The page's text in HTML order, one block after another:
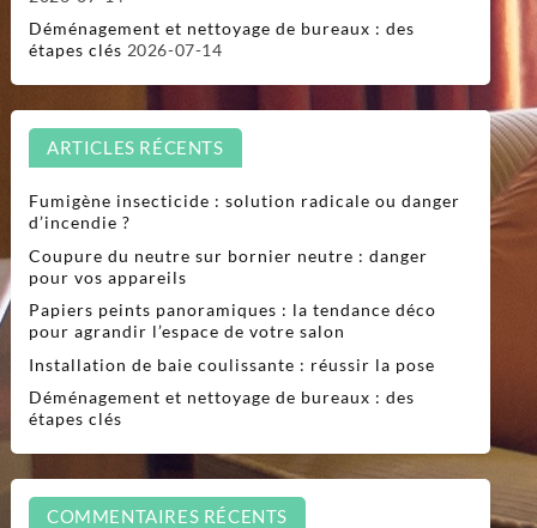
Déménagement et nettoyage de bureaux : des
étapes clés 2026-07-14
ARTICLES RÉCENTS
Fumigène insecticide : solution radicale ou danger
d’incendie ?
Coupure du neutre sur bornier neutre : danger
pour vos appareils
Papiers peints panoramiques : la tendance déco
pour agrandir l’espace de votre salon
Installation de baie coulissante : réussir la pose
Déménagement et nettoyage de bureaux : des
étapes clés
COMMENTAIRES RÉCENTS